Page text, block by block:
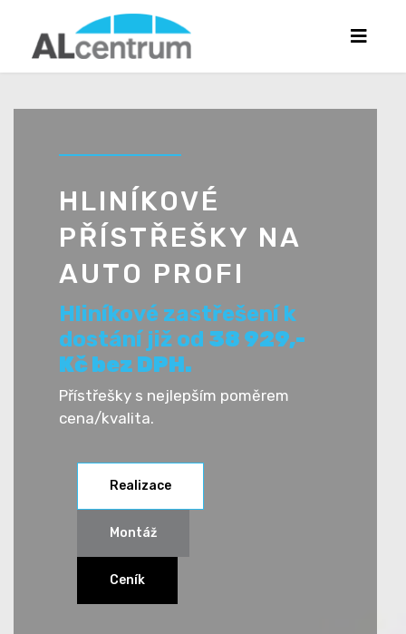
HLINÍKOVÉ
PŘÍSTŘEŠKY NA
AUTO PROFI
Hliníkové zastřešení k
dostání již od 38 929,-
Kč bez DPH.
Přístřešky s nejlepším poměrem
cena/kvalita.
Realizace
Montáž
Ceník